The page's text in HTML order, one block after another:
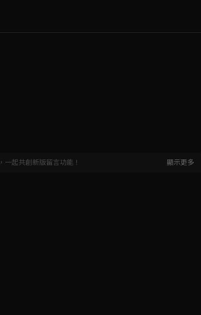
Video
，一起共創新版留言功能！ 顯示更多